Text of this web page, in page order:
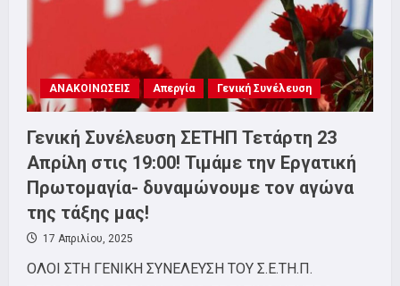
ΠΕΡΑΣΕΙ
ΑΝΤΕΡΓΑΤΙΚΟ
ΤΕΡΑΤΟΥΡΓΗΜΑ
ΑΝΑΚΟΙΝΩΣΕΙΣ Απεργία Γενική Συνέλευση
Γενική Συνέλευση ΣΕΤΗΠ Τετάρτη 23
Απρίλη στις 19:00! Τιμάμε την Εργατική
Πρωτομαγία- δυναμώνουμε τον αγώνα
της τάξης μας!
17 Απριλίου, 2025
ΟΛΟΙ ΣΤΗ ΓΕΝΙΚΗ ΣΥΝΕΛΕΥΣΗ ΤΟΥ Σ.Ε.ΤΗ.Π.